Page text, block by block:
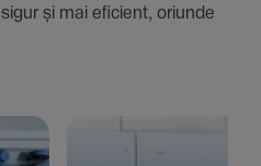
și mai eficient, oriunde